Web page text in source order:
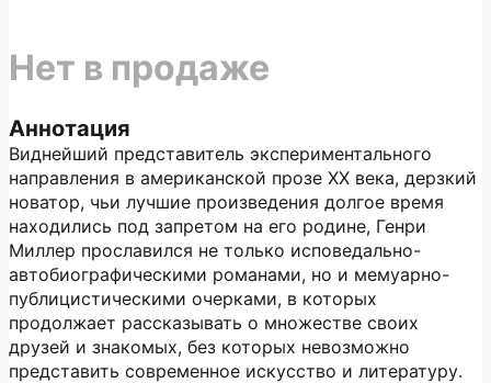
Аннотация
Виднейший представитель экспериментального
направления в американской прозе XX века, дерзкий
новатор, чьи лучшие произведения долгое время
находились под запретом на его родине, Генри
Миллер прославился не только исповедально-
автобиографическими романами, но и мемуарно-
публицистическими очерками, в которых
продолжает рассказывать о множестве своих
друзей и знакомых, без которых невозможно
представить современное искусство и литературу.
Нет в продаже